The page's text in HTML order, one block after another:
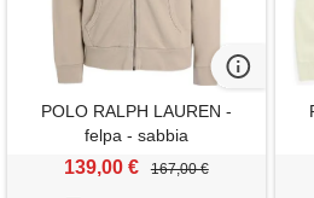
POLO RALPH LAUREN -
felpa - sabbia
139,00 € 167,00 €